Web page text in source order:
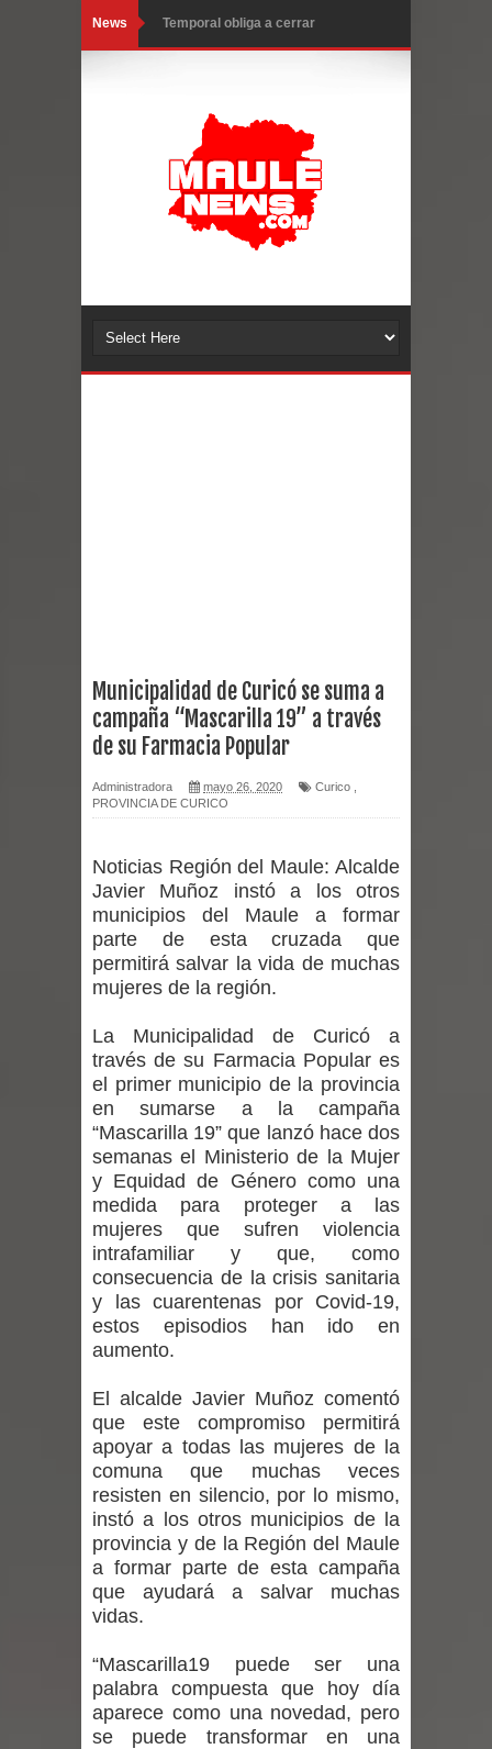
News Temporal obliga a cerrar
Chancho en Talca tras caída de
ramas cerca de carpas
Miles llegan a la Plaza de Armas de
Talca en el inicio de la Fiesta del
Torneo de Asadores reúne a 13
Curicó desarrollará jornada de
vacunación contra la Influenza y otros
virus respiratorios
desafío guerreros 2026
Banda linarense Los Remembers
regresa de Brasil tras impulsar un
intercambio musical y pedagógico
con comunidades escolares
Alta positividad en influenza hace que
expertos reiteren llamado a
vacunarse
Mario Meza endurece críticas contra
ministra de Salud por dejar fuera a
Linares: “No dará la cara”
Seremi de Desarrollo Social y Familia
mantiene despliegue para apoyar a
niños y adolescentes durante la
emergencia.
Del anime al K-pop: especialistas U.
por las culturas japonesa y coreana
Renuncia del seremi Minvu en el
Municipalidad de Curicó se suma a
campaña “Mascarilla 19” a través
de su Farmacia Popular
Administradora mayo 26, 2020 Curico
PROVINCIA DE CURICO
Noticias Región del Maule: Alcalde
Javier Muñoz instó a los otros
municipios del Maule a formar
parte de esta cruzada que
permitirá salvar la vida de muchas
mujeres de la región.
La Municipalidad de Curicó a
través de su Farmacia Popular es
el primer municipio de la provincia
en sumarse a la campaña
“Mascarilla 19” que lanzó hace dos
semanas el Ministerio de la Mujer
y Equidad de Género como una
medida para proteger a las
mujeres que sufren violencia
intrafamiliar y que, como
consecuencia de la crisis sanitaria
y las cuarentenas por Covid-19,
estos episodios han ido en
aumento.
El alcalde Javier Muñoz comentó
que este compromiso permitirá
apoyar a todas las mujeres de la
comuna que muchas veces
resisten en silencio, por lo mismo,
instó a los otros municipios de la
provincia y de la Región del Maule
a formar parte de esta campaña
que ayudará a salvar muchas
vidas.
“Mascarilla19 puede ser una
palabra compuesta que hoy día
aparece como una novedad, pero
se puede transformar en una